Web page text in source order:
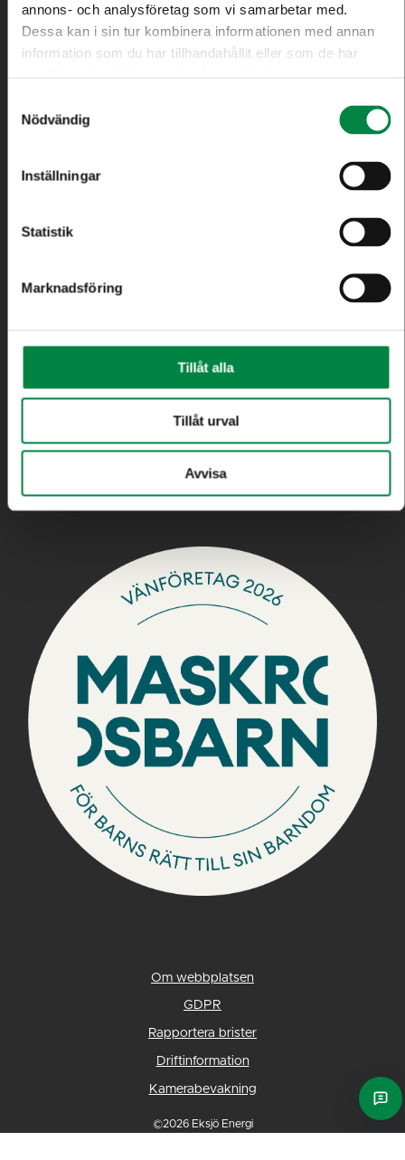
annons- och analysföretag som vi samarbetar med.
Dessa kan i sin tur kombinera informationen med annan
information som du har tillhandahållit eller som de har
Nödvändig
Inställningar
Statistik
Marknadsföring
Tillåt alla
Tillåt urval
Avvisa
Besöksadress: Telegatan 8
Måndag – Torsdag: 08.00 – 16.00
E-post:kundtjanst@eksjoenergi.se
För avvikande öppettider, se avsnittet ”Aktuellt”
Telefon:0381-19 20 99
©2026 Eksjö Energi
Om webbplatsen
GDPR
Rapportera brister
Driftinformation
Kamerabevakning